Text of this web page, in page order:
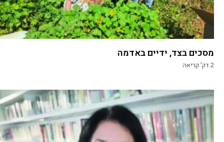
מסכים בצד, ידיים באדמה
2דק' קריאה